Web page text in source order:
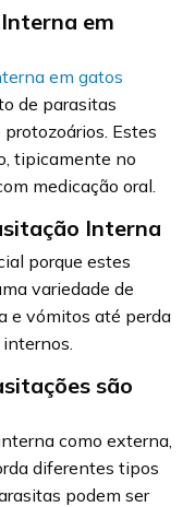
em
em gatos
de parasitas
Estes
tipicamente no
medicação oral.
Interna
porque estes
variedade de
e vómitos até perda
são
como externa,
diferentes tipos
podem ser